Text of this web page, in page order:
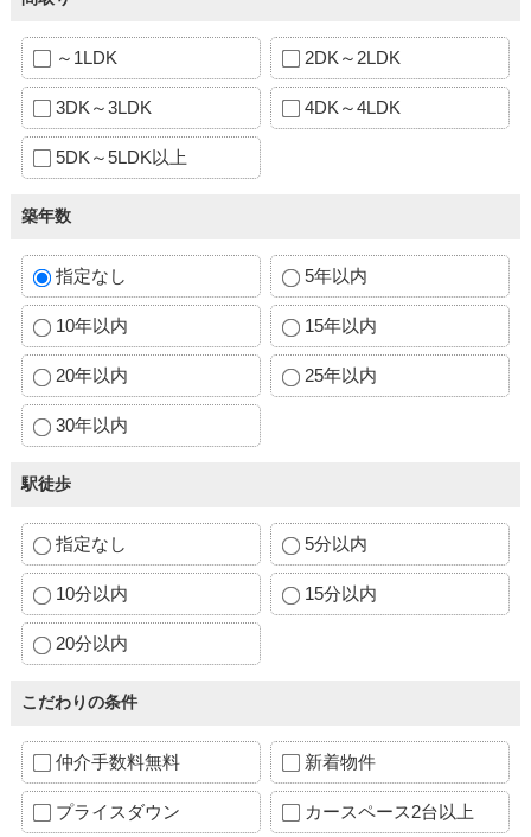
～1LDK 2DK～2LDK
3DK～3LDK 4DK～4LDK
5DK～5LDK以上
築年数
指定なし 5年以内
10年以内 15年以内
20年以内 25年以内
30年以内
駅徒歩
指定なし 5分以内
10分以内 15分以内
20分以内
こだわりの条件
仲介手数料無料 新着物件
プライスダウン カースペース2台以上